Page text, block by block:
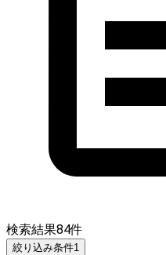
検索結果84件
絞り込み条件1